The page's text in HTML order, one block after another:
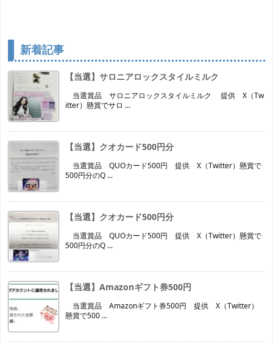
新着記事
【当選】サロニアロックスタイルミルク
当選賞品 サロニアロックスタイルミルク 提供 X（Tw
itter）懸賞でサロ ...
【当選】クオカード500円分
当選賞品 QUOカード500円 提供 X（Twitter）懸賞で
500円分のQ ...
【当選】クオカード500円分
当選賞品 QUOカード500円 提供 X（Twitter）懸賞で
500円分のQ ...
【当選】Amazonギフト券500円
当選賞品 Amazonギフト券500円 提供 X（Twitter）
懸賞で500 ...